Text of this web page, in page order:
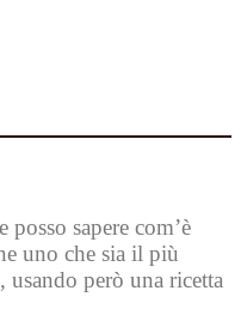
sapere com’è
uno che sia il più
però una ricetta